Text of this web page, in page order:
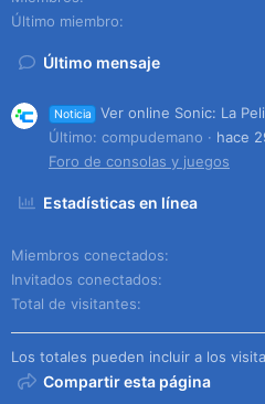
Último miembro
Último mensaje
Noticia
Ver online Sonic: La
Último: compudemano
hace
Foro de consolas y juegos
Estadísticas en línea
Miembros conectados
Invitados conectados
Total de visitantes
Los totales pueden incluir a los
Compartir esta página